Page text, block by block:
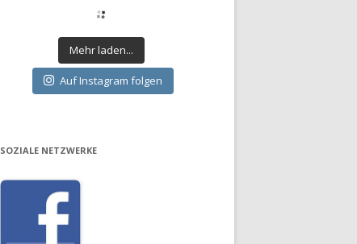
Mehr laden...
Auf Instagram folgen
SOZIALE NETZWERKE